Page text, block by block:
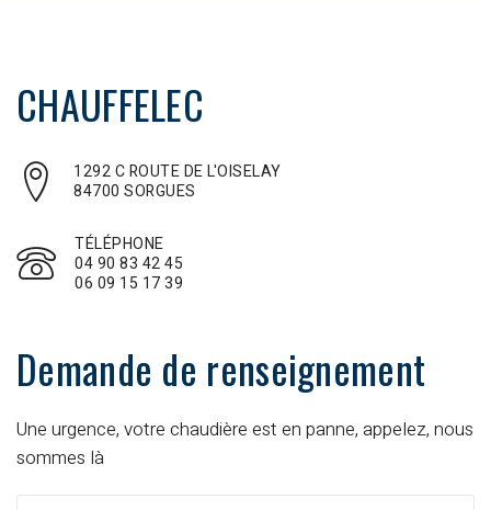
CHAUFFELEC
1292 C ROUTE DE L'OISELAY
84700 SORGUES
TÉLÉPHONE
04 90 83 42 45
06 09 15 17 39
Demande de renseignement
Une urgence, votre chaudière est en panne, appelez, nous
sommes là